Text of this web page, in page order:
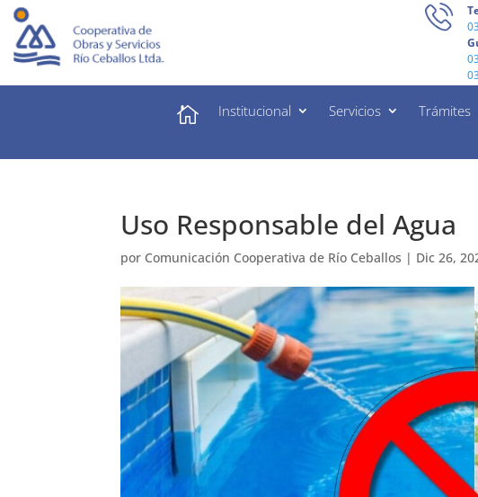
 Institucional Servicios Trámites
Uso Responsable del Agua
por Comunicación Cooperativa de Río Ceballos | Dic 26,